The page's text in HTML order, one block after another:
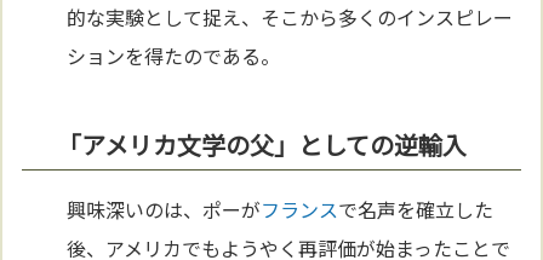
的な実験として捉え、そこから多くのインスピレー
ションを得たのである。
「アメリカ文学の父」としての逆輸入
興味深いのは、ポーがフランスで名声を確立した
後、アメリカでもようやく再評価が始まったことで